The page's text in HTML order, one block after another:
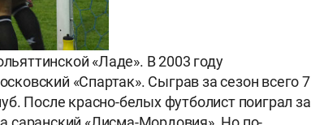
«Ладе». В 2003 году
«Спартак». Сыграв за сезон всего 7
После красно-белых футболист поиграл за